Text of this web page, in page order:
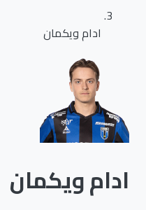
ادام ويكمان
ادام ويكمان